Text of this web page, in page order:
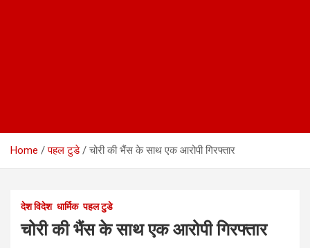
Home पहल टुडे चोरी की भैंस के साथ एक आरोपी गिरफ्तार
देश विदेश धार्मिक पहल टुडे
चोरी की भैंस के साथ एक आरोपी गिरफ्तार